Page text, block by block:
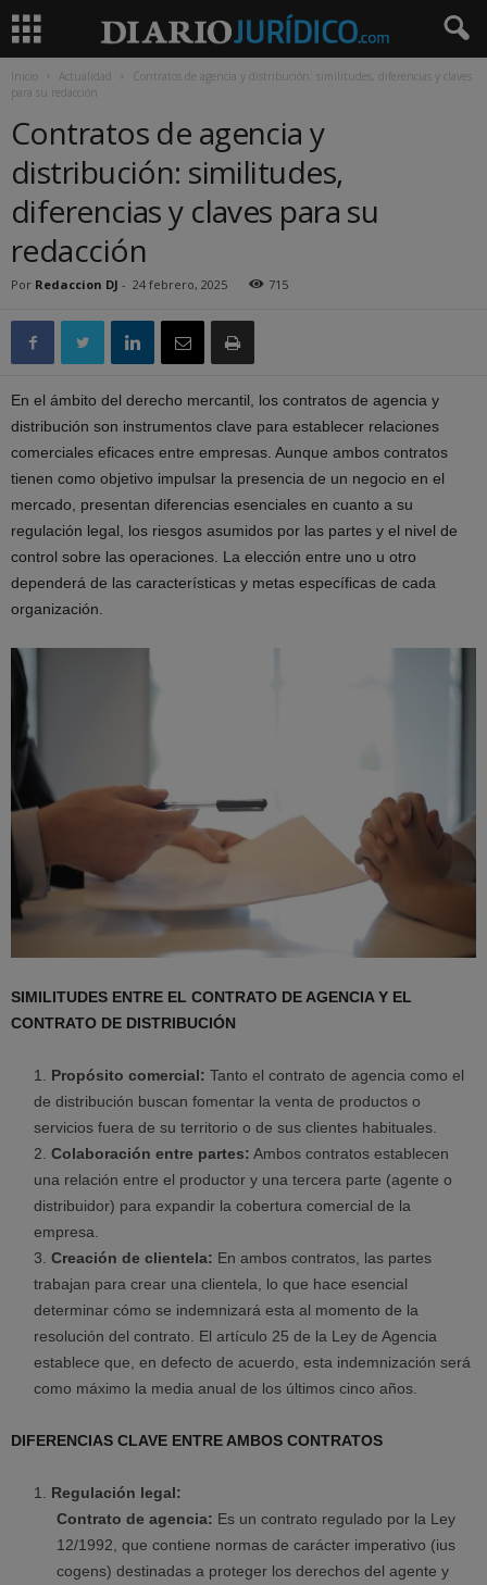
Inicio Actualidad
Contratos de agencia y distribución: similitudes, diferencias y claves
para su redacción
Contratos de agencia y
distribución: similitudes,
diferencias y claves para su
redacción
Por Redaccion DJ - 24 febrero, 2025 715
En el ámbito del derecho mercantil, los contratos de agencia y
distribución son instrumentos clave para establecer relaciones
comerciales eficaces entre empresas. Aunque ambos contratos
tienen como objetivo impulsar la presencia de un negocio en el
mercado, presentan diferencias esenciales en cuanto a su
regulación legal, los riesgos asumidos por las partes y el nivel de
control sobre las operaciones. La elección entre uno u otro
dependerá de las características y metas específicas de cada
organización.
SIMILITUDES ENTRE EL CONTRATO DE AGENCIA Y EL
CONTRATO DE DISTRIBUCIÓN
Propósito comercial: Tanto el contrato de agencia como el
de distribución buscan fomentar la venta de productos o
servicios fuera de su territorio o de sus clientes habituales.
Colaboración entre partes: Ambos contratos establecen
una relación entre el productor y una tercera parte (agente o
distribuidor) para expandir la cobertura comercial de la
empresa.
Creación de clientela: En ambos contratos, las partes
trabajan para crear una clientela, lo que hace esencial
determinar cómo se indemnizará esta al momento de la
resolución del contrato. El artículo 25 de la Ley de Agencia
establece que, en defecto de acuerdo, esta indemnización será
como máximo la media anual de los últimos cinco años.
DIFERENCIAS CLAVE ENTRE AMBOS CONTRATOS
Regulación legal:
Contrato de agencia: Es un contrato regulado por la Ley
12/1992, que contiene normas de carácter imperativo (ius
cogens) destinadas a proteger los derechos del agente y